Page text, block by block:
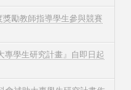
獎勵教師指導學生參與競賽
專學生研究計畫』自即日起